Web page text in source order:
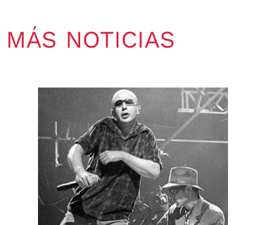
MÁS NOTICIAS